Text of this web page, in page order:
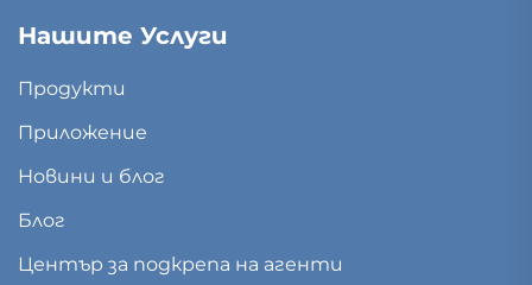
Нашите Услуги
Продукти
Приложение
Новини и блог
Блог
Център за подкрепа на агенти